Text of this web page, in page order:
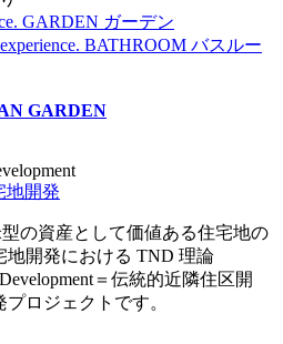
GARDEN ガーデン
BATHROOM バスルー
GARDEN
地開発
の資産として価値ある住宅地の
地開発における TND 理論
Development＝伝統的近隣住区開
ロジェクトです。